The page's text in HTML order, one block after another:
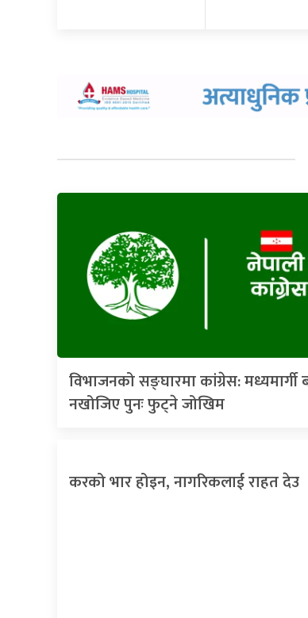
विभाजनको सङ्घारमा कांग्रेस: मध्यमार्गी
नखोजिए पुनः फुट्ने जोखिम
करको भार होइन, नागरिकलाई राहत देउ